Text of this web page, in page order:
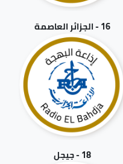
16 - الجزائر العاصمة
18 - جيجل